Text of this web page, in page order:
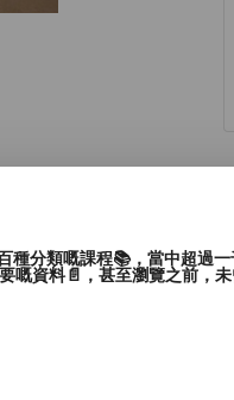
分類嘅課程📚，當中超過
嘅資料📄，甚至瀏覽之前，